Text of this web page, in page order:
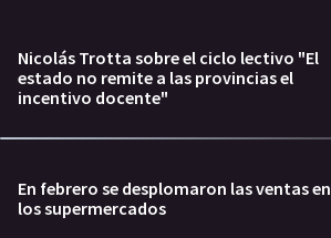
Nicolás Trotta sobre el ciclo lectivo "El
estado no remite a las provincias el
incentivo docente"
En febrero se desplomaron las ventas en
los supermercados